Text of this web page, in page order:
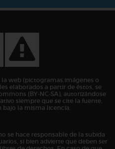
la web (pictogramas,imágenes o
elaborados a partir de éstos, se
(BY-NC-SA), autorizándose
siempre que se cite la fuente,
bajo la misma licencia.
se hace responsable de la subida
si bien advierte que deben ser